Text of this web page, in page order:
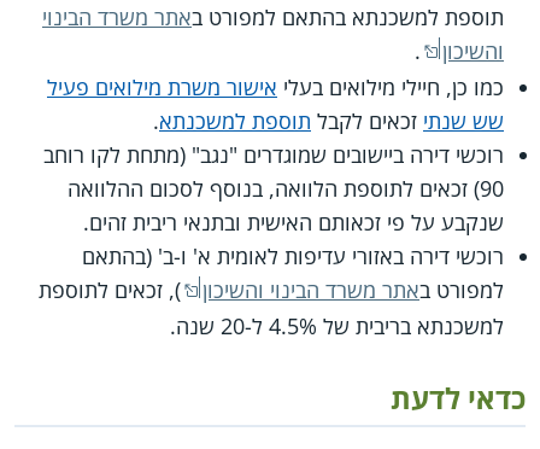
תוספת למשכנתא בהתאם למפורט באתר משרד הבינוי
והשיכון
.
כמו כן, חיילי מילואים בעלי אישור משרת מילואים פעיל
שש שנתי זכאים לקבל תוספת למשכנתא.
רוכשי דירה ביישובים שמוגדרים "נגב" (מתחת לקו רוחב
90) זכאים לתוספת הלוואה, בנוסף לסכום ההלוואה
שנקבע על פי זכאותם האישית ובתנאי ריבית זהים.
רוכשי דירה באזורי עדיפות לאומית א' ו-ב' (בהתאם
למפורט באתר משרד הבינוי והשיכון
), זכאים לתוספת
למשכנתא בריבית של 4.5% ל-20 שנה.
כדאי לדעת